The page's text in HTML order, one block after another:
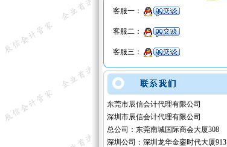
客服一：
客服二：
客服三：
东莞市辰信会计代理有限公司
深圳市辰信会计代理有限公司
总公司：东莞南城国际商会大厦308
深圳公司：深圳龙华金銮时代大厦913